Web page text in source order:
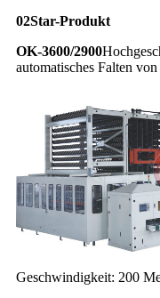
02Star-Produkt
OK-3600/2900
automatisches Falten
Geschwindigkeit: 200